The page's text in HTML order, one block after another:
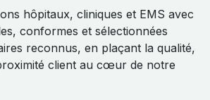
hôpitaux, cliniques et EMS avec
conformes et sélectionnées
reconnus, en plaçant la qualité,
client au cœur de notre